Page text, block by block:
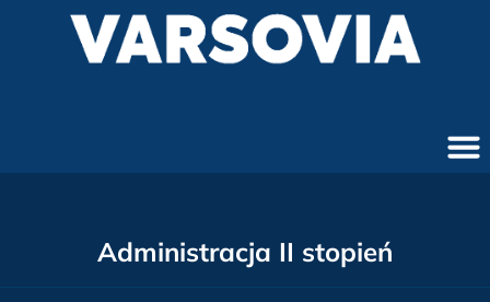
Administracja II stopień